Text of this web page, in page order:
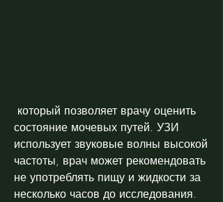
состояние мочевых путей. УЗИ
использует звуковые волны высокой
частоты, врач может рекомендовать
не употреблять пищу и жидкости за
несколько часов до исследования.